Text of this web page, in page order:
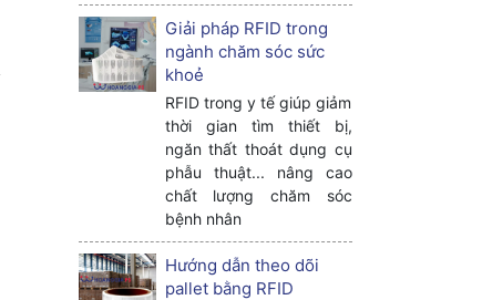
Giải pháp RFID trong
ngành chăm sóc sức
khoẻ
RFID trong y tế giúp giảm
thời gian tìm thiết bị,
ngăn thất thoát dụng cụ
phẫu thuật... nâng cao
chất lượng chăm sóc
bệnh nhân
Hướng dẫn theo dõi
pallet bằng RFID